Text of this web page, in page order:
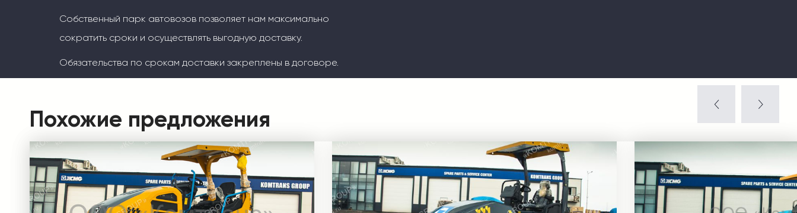
Собственный парк автовозов позволяет нам максимально
сократить сроки и осуществлять выгодную доставку.
Обязательства по срокам доставки закреплены в договоре.
Похожие предложения